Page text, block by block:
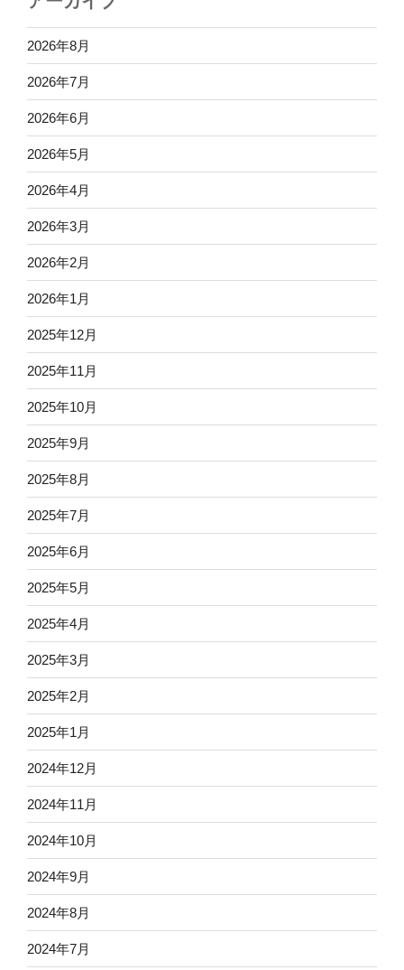
2026年8月
2026年7月
2026年6月
2026年5月
2026年4月
2026年3月
2026年2月
2026年1月
2025年12月
2025年11月
2025年10月
2025年9月
2025年8月
2025年7月
2025年6月
2025年5月
2025年4月
2025年3月
2025年2月
2025年1月
2024年12月
2024年11月
2024年10月
2024年9月
2024年8月
2024年7月